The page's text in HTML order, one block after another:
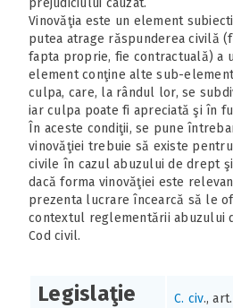
prejudiciului cauzat.
Vinovăţia este un element
putea atrage răspunderea civilă
fapta proprie, fie contractuală) a
element conţine alte sub-
culpa, care, la rândul lor, se
iar culpa poate fi apreciată şi în
În aceste condiţii, se pune
vinovăţiei trebuie să existe
civile în cazul abuzului de drept
dacă forma vinovăţiei este
prezenta lucrare încearcă să le
contextul reglementării abuzului
Cod civil.
Legislaţie
C. civ.,